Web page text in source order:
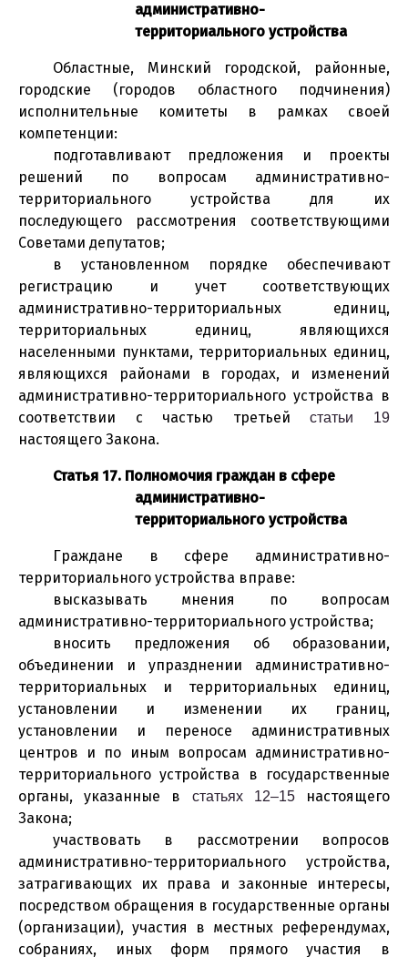
административно-
территориального устройства
Областные, Минский городской, районные,
городские (городов областного подчинения)
исполнительные комитеты в рамках своей
компетенции:
подготавливают предложения и проекты
решений по вопросам административно-
территориального устройства для их
последующего рассмотрения соответствующими
Советами депутатов;
в установленном порядке обеспечивают
регистрацию и учет соответствующих
административно-территориальных единиц,
территориальных единиц, являющихся
населенными пунктами, территориальных единиц,
являющихся районами в городах, и изменений
административно-территориального устройства в
соответствии с частью третьейстатьи 19
настоящего Закона.
Статья 17. Полномочия граждан в сфере
административно-
территориального устройства
Граждане в сфере административно-
территориального устройства вправе:
высказывать мнения по вопросам
административно-территориального устройства;
вносить предложения об образовании,
объединении и упразднении административно-
территориальных и территориальных единиц,
установлении и изменении их границ,
установлении и переносе административных
центров и по иным вопросам административно-
территориального устройства в государственные
органы, указанные в статьях 12–15настоящего
Закона;
участвовать в рассмотрении вопросов
административно-территориального устройства,
затрагивающих их права и законные интересы,
посредством обращения в государственные органы
(организации), участия в местных референдумах,
собраниях, иных форм прямого участия в